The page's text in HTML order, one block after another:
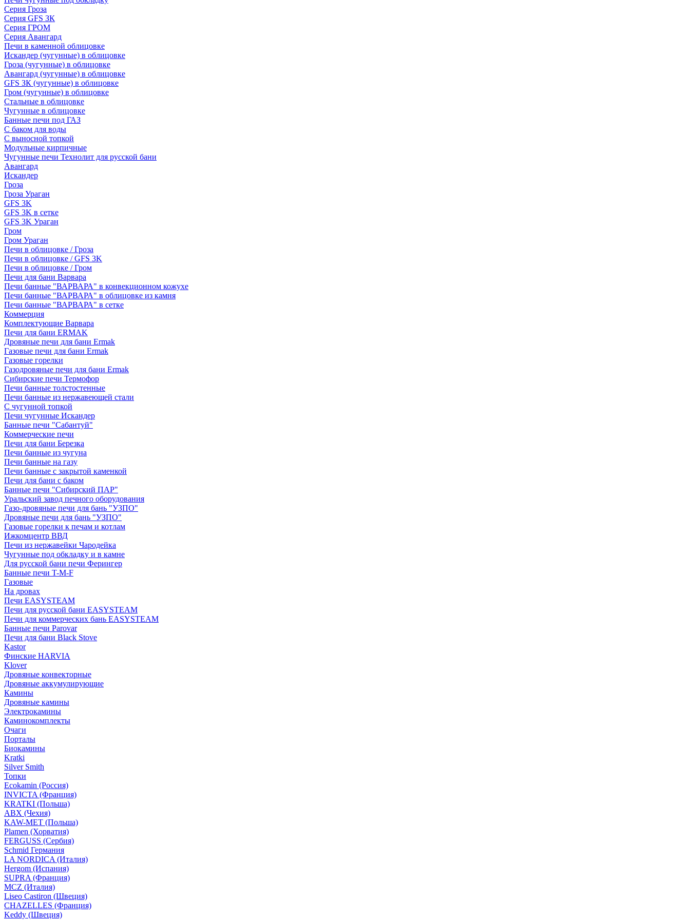
Серия Гроза
Серия GFS ЗК
Серия ГРОМ
Серия Авангард
Печи в каменной облицовке
Искандер (чугунные) в облицовке
Гроза (чугунные) в облицовке
Авангард (чугунные) в облицовке
GFS ЗК (чугунные) в облицовке
Гром (чугунные) в облицовке
Стальные в облицовке
Чугунные в облицовке
Банные печи под ГАЗ
С баком для воды
С выносной топкой
Модульные кирпичные
Чугунные печи Технолит для русской бани
Авангард
Искандер
Гроза
Гроза Ураган
GFS 3K
GFS 3K в сетке
GFS 3K Ураган
Гром
Гром Ураган
Печи в облицовке / Гроза
Печи в облицовке / GFS 3K
Печи в облицовке / Гром
Печи для бани Варвара
Печи банные "ВАРВАРА" в конвекционном кожухе
Печи банные "ВАРВАРА" в облицовке из камня
Печи банные "ВАРВАРА" в сетке
Коммерция
Комплектующие Варвара
Печи для бани ERMAK
Дровяные печи для бани Ermak
Газовые печи для бани Ermak
Газовые горелки
Газодровяные печи для бани Ermak
Сибирские печи Термофор
Печи банные толстостенные
Печи банные из нержавеющей стали
С чугунной топкой
Печи чугунные Искандер
Банные печи "Сабантуй"
Коммерческие печи
Печи для бани Березка
Печи банные из чугуна
Печи банные на газу
Печи банные с закрытой каменкой
Печи для бани с баком
Банные печи "Сибирский ПАР"
Уральский завод печного оборудования
Газо-дровяные печи для бань "УЗПО"
Дровяные печи для бань "УЗПО"
Газовые горелки к печам и котлам
Ижкомцентр ВВД
Печи из нержавейки Чародейка
Чугунные под обкладку и в камне
Для русской бани печи Ферингер
Банные печи T-M-F
Газовые
На дровах
Печи EASYSTEAM
Печи для русской бани EASYSTEAM
Печи для коммерческих бань EASYSTEAM
Банные печи Parovar
Печи для бани Black Stove
Kastor
Финские HARVIA
Klover
Дровяные конвекторные
Дровяные аккумулирующие
Камины
Дровяные камины
Электрокамины
Каминокомплекты
Очаги
Порталы
Биокамины
Kratki
Silver Smith
Топки
Ecokamin (Россия)
INVICTA (Франция)
KRATKI (Польша)
ABX (Чехия)
KAW-MET (Польша)
Plamen (Хорватия)
FERGUSS (Сербия)
Schmid Германия
LA NORDICA (Италия)
Hergom (Испания)
SUPRA (Франция)
MCZ (Италия)
Liseo Castiron (Швеция)
CHAZELLES (Франция)
Keddy (Швеция)